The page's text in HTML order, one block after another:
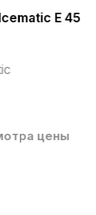
E 45
цены